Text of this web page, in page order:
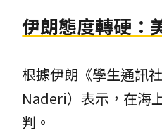
伊朗態度轉硬：
根據伊朗《學生通訊
Naderi）表示，在海
判。